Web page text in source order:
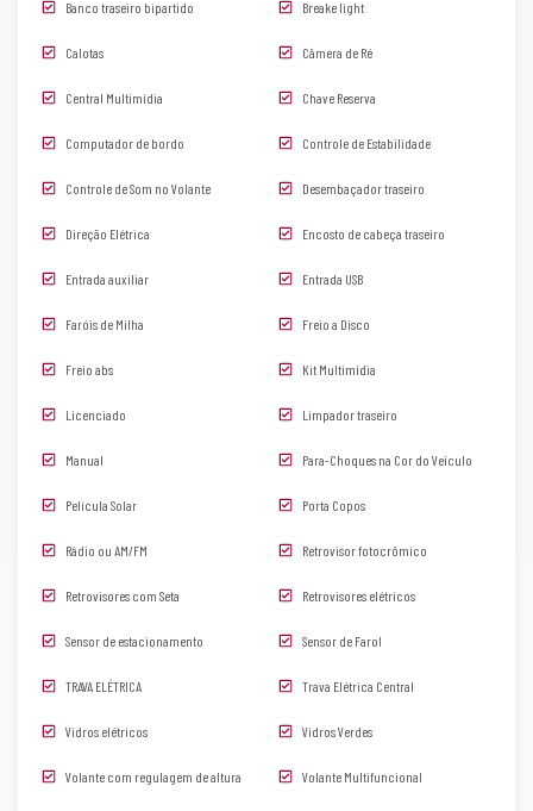
Banco traseiro bipartido Breake light
Calotas Câmera de Ré
Central Multimídia Chave Reserva
Computador de bordo Controle de Estabilidade
Controle de Som no Volante Desembaçador traseiro
Direção Elétrica Encosto de cabeça traseiro
Entrada auxiliar Entrada USB
Faróis de Milha Freio a Disco
Freio abs Kit Multimídia
Licenciado Limpador traseiro
Manual Para-Choques na Cor do Veículo
Película Solar Porta Copos
Rádio ou AM/FM Retrovisor fotocrômico
Retrovisores com Seta Retrovisores elétricos
Sensor de estacionamento Sensor de Farol
TRAVA ELÉTRICA Trava Elétrica Central
Vidros elétricos Vidros Verdes
Volante com regulagem de altura Volante Multifuncional